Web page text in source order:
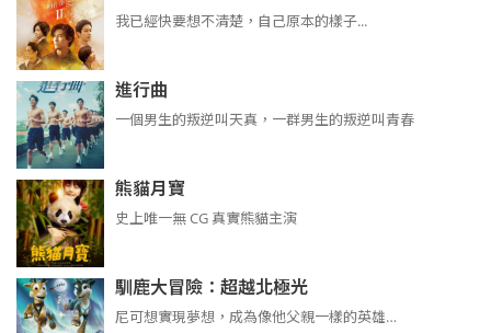
我已經快要想不清楚，自己原本的樣子...
進行曲
​​​一個男生的叛逆叫天真，一群男生的叛逆叫青春
熊貓月寶
史上唯一無 CG 真實熊貓主演
馴鹿大冒險：超越北極光
尼可想實現夢想，成為像他父親一樣的英雄…